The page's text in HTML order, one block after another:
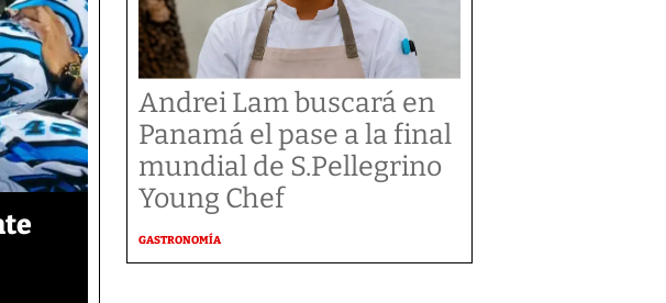
Andrei Lam buscará en
Panamá el pase a la final
mundial de S.Pellegrino
Young Chef
GASTRONOMÍA